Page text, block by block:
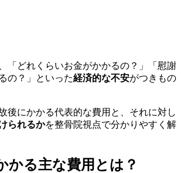
「どれくらいお金がかかるの？」「慰謝
の？」といった経済的な不安がつきもの
後にかかる代表的な費用と、それに対し
られるかを整骨院視点で分かりやすく解
かる主な費用とは？